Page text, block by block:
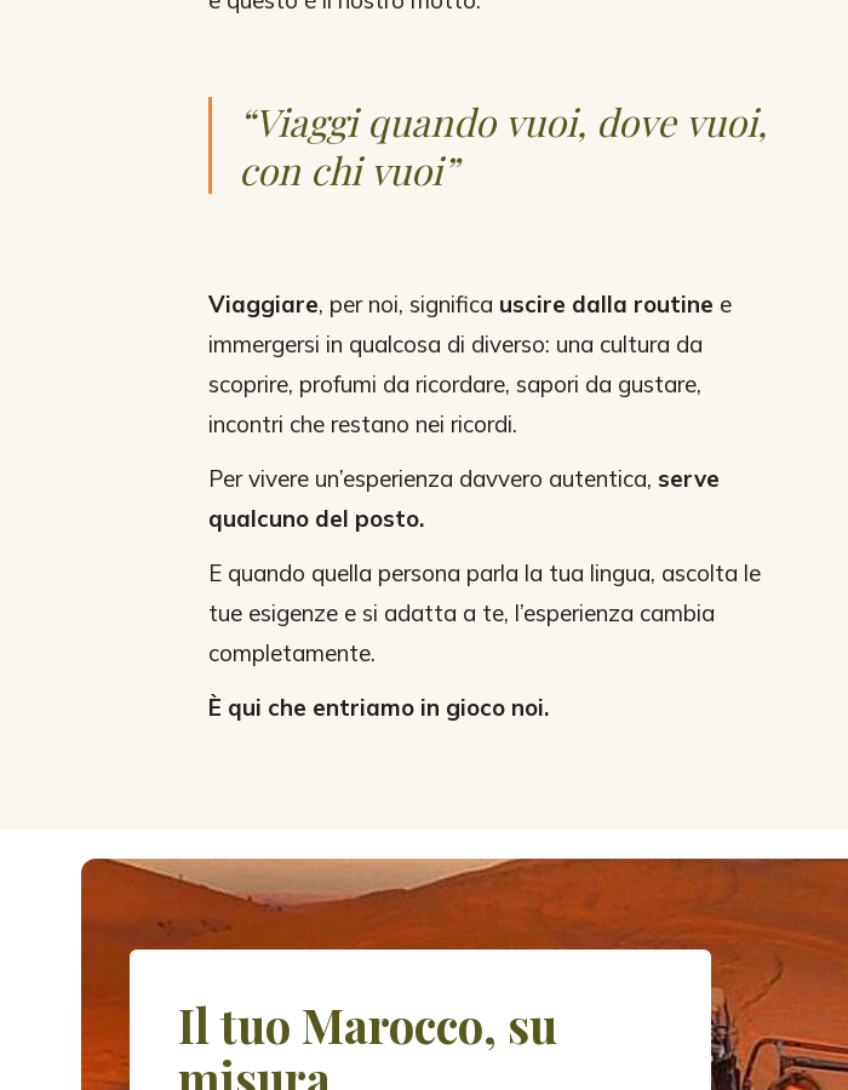
“Viaggi quando vuoi, dove vuoi,
con chi vuoi”
Viaggiare, per noi, significa uscire dalla routine e
immergersi in qualcosa di diverso: una cultura da
scoprire, profumi da ricordare, sapori da gustare,
incontri che restano nei ricordi.
Per vivere un’esperienza davvero autentica, serve
qualcuno del posto.
E quando quella persona parla la tua lingua, ascolta le
tue esigenze e si adatta a te, l’esperienza cambia
completamente.
È qui che entriamo in gioco noi.
Il tuo Marocco, su
misura